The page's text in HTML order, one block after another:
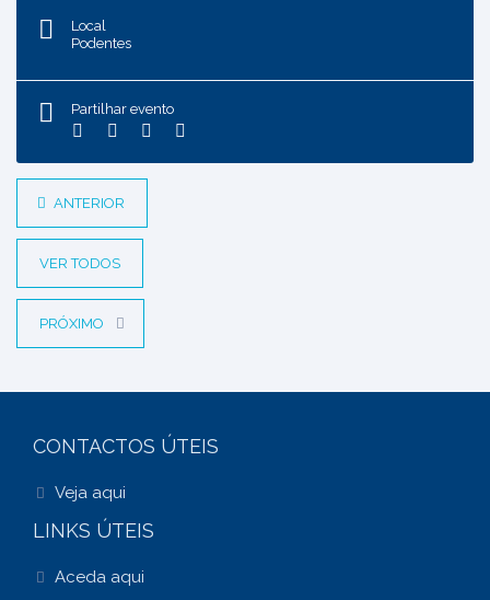
Local
Podentes
Partilhar evento
ANTERIOR
VER TODOS
PRÓXIMO
CONTACTOS ÚTEIS
Veja aqui
LINKS ÚTEIS
Aceda aqui